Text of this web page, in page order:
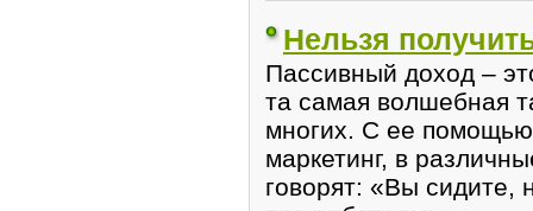
Нельзя
Пассивный доход –
та самая волшебная
многих. С ее
маркетинг, в
говорят: «Вы сидите,